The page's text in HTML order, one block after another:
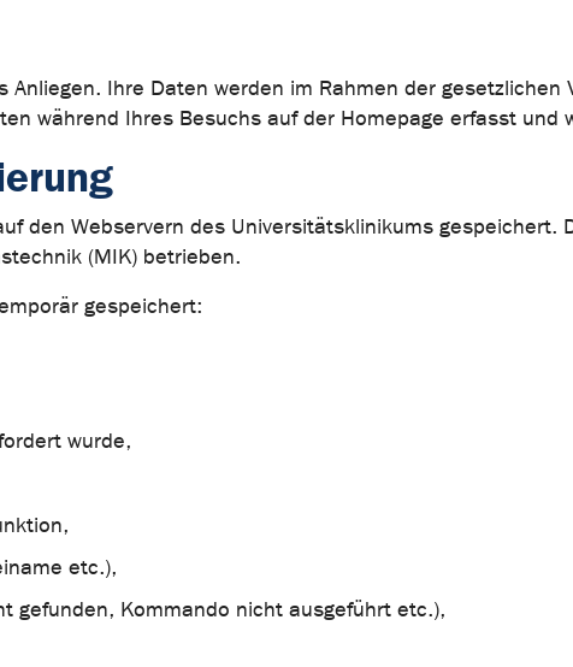
Ihre Daten werden im Rahmen der gesetzlichen
während Ihres Besuchs auf der Homepage erfasst und
den Webservern des Universitätsklinikums gespeichert.
(MIK) betrieben.
gespeichert:
wurde,
etc.),
gefunden, Kommando nicht ausgeführt etc.),